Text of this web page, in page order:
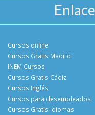
Cursos online
Cursos Gratis Madrid
INEM Cursos
Cursos Gratis Cádiz
Cursos Inglés
Cursos para desempleados
Cursos Gratis Idiomas